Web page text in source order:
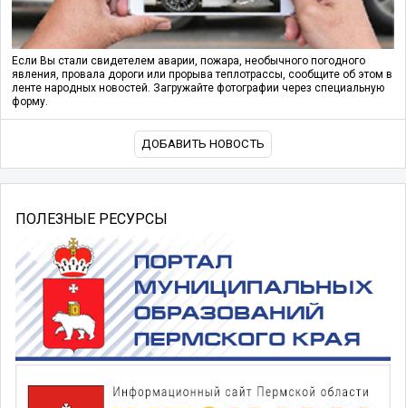
Если Вы стали свидетелем аварии, пожара, необычного погодного
явления, провала дороги или прорыва теплотрассы, сообщите об этом в
ленте народных новостей. Загружайте фотографии через специальную
форму.
ДОБАВИТЬ НОВОСТЬ
ПОЛЕЗНЫЕ РЕСУРСЫ